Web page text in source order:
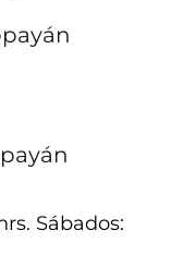
Sábados: